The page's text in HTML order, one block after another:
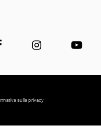
sulla privacy